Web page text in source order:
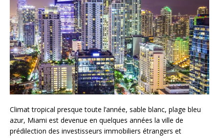
Climat tropical presque toute l’année, sable blanc, plage bleu
azur, Miami est devenue en quelques années la ville de
prédilection des investisseurs immobiliers étrangers et